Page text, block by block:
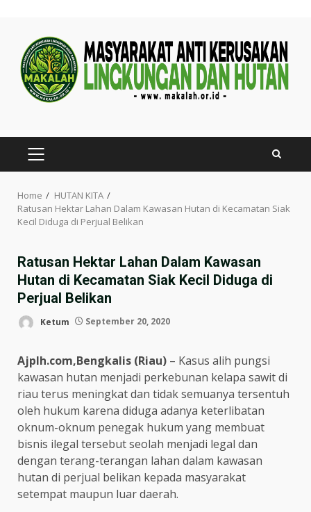
content
PRIMARY
MENU
Home
HUTAN KITA
Ratusan Hektar Lahan Dalam Kawasan Hutan di Kecamatan Siak
Kecil Diduga di Perjual Belikan
Ratusan Hektar Lahan Dalam Kawasan
Hutan di Kecamatan Siak Kecil Diduga di
Perjual Belikan
Ketum September 20, 2020
Ajplh.com,Bengkalis (Riau) – Kasus alih pungsi
kawasan hutan menjadi perkebunan kelapa sawit di
riau terus meningkat dan tidak semuanya tersentuh
oleh hukum karena diduga adanya keterlibatan
oknum-oknum penegak hukum yang membuat
bisnis ilegal tersebut seolah menjadi legal dan
dengan terang-terangan lahan dalam kawasan
hutan di perjual belikan kepada masyarakat
setempat maupun luar daerah.